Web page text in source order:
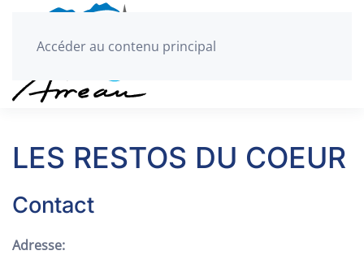
Accéder au contenu principal
LES RESTOS DU COEUR
Contact
Adresse: